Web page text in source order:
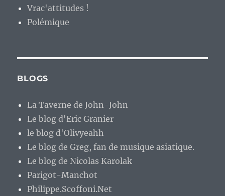
Vrac'attitudes !
Polémique
BLOGS
La Taverne de John-John
Le blog d'Eric Granier
le blog d'Olivyeahh
Le blog de Greg, fan de musique asiatique.
Le blog de Nicolas Karolak
Parigot-Manchot
Philippe.Scoffoni.Net